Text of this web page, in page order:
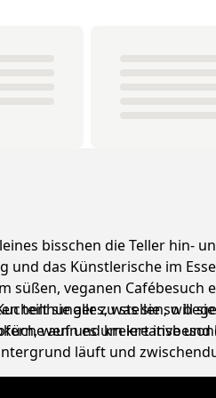
bisschen die Teller hin-
und das Künstlerische im
süßen, veganen Cafébesuch
zu stellen, will
auf und kreiert
teilt sie alles, was sie so
wenn es um kreative
läuft und